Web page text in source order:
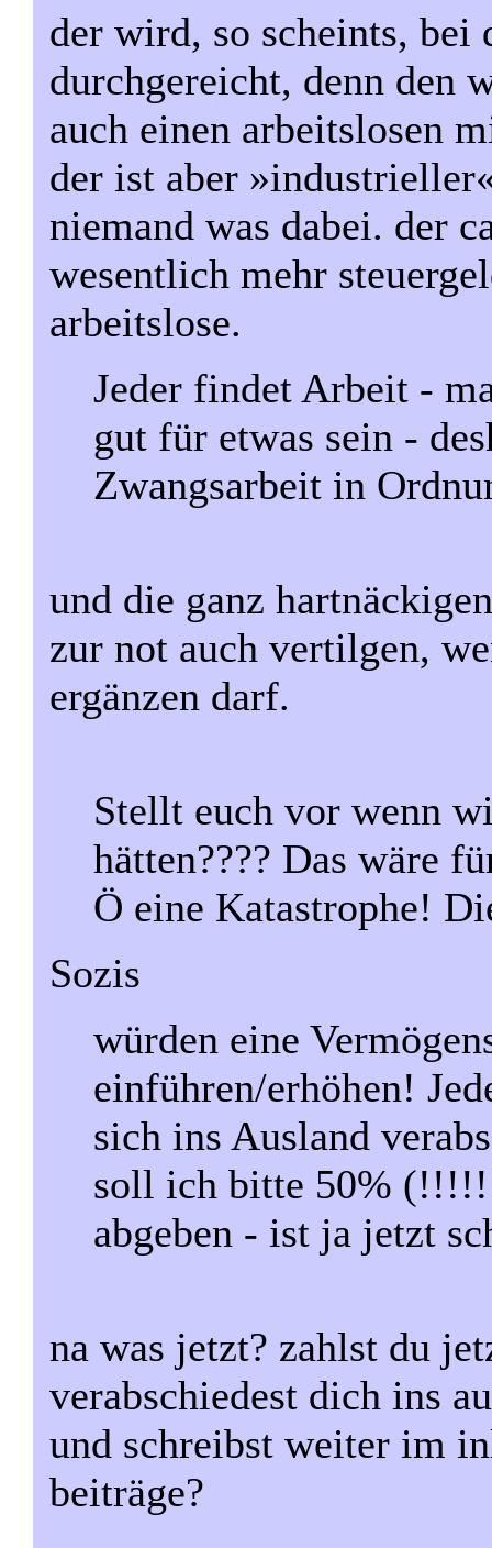
der wird, so scheints, bei
durchgereicht, denn den
auch einen arbeitslosen
der ist aber
niemand was dabei. der
wesentlich mehr
arbeitslose.
Jeder findet Arbeit -
gut für etwas sein -
Zwangsarbeit in
und die ganz
zur not auch vertilgen,
ergänzen darf.
Stellt euch vor wenn
hätten???? Das wäre
Ö eine Katastrophe!
Sozis
würden eine
einführen/erhöhen!
sich ins Ausland
soll ich bitte 50%
abgeben - ist ja jetzt
na was jetzt? zahlst du
verabschiedest dich ins
und schreibst weiter im
beiträge?